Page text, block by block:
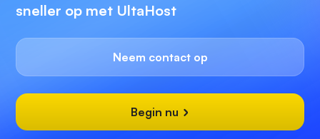
sneller op met UltaHost
Neem contact op
Begin nu